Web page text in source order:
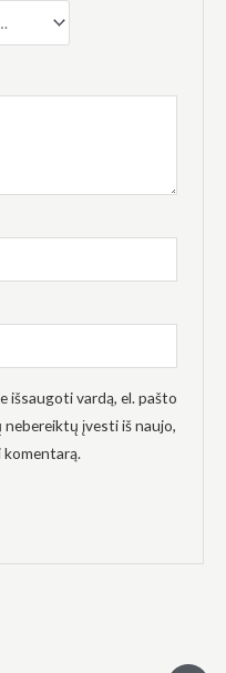
išsaugoti vardą, el. pašto
įvesti iš naujo,